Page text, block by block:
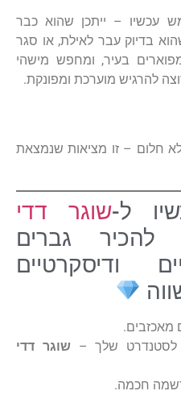
עכשיו – ייתכן שהוא כבר
בדיוק עבר לאילת, או סגר
בעיר, ומחפש מישהי
להרגיש מוערכת ומפונקת.
חלום – זו מציאות שנמצאת
ל-שוגר דדי
להכיר גברים
ודיסקרטיים
מאכזבים.
לסטנדרט שלך –שוגר דדי
חכמה.